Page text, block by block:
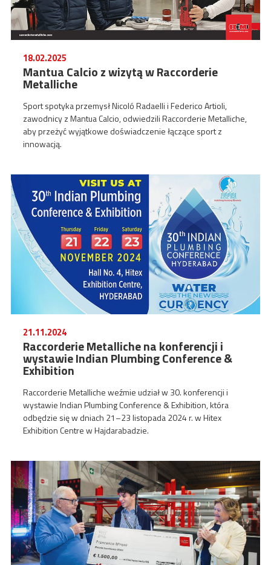
18.02.2025
Mantua Calcio z wizytą w Raccorderie
Metalliche
Sport spotyka przemysł Nicoló Radaelli i Federico Artioli,
zawodnicy z Mantua Calcio, odwiedzili Raccorderie Metalliche,
aby przeżyć wyjątkowe doświadczenie łączące sport z
innowacją.
21.11.2024
Raccorderie Metalliche na konferencji i
wystawie Indian Plumbing Conference &
Exhibition
Raccorderie Metalliche weźmie udział w 30. konferencji i
wystawie Indian Plumbing Conference & Exhibition, która
odbędzie się w dniach 21–23 listopada 2024 r. w Hitex
Exhibition Centre w Hajdarabadzie.